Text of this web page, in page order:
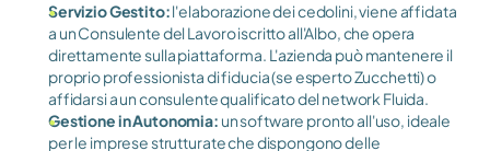
Servizio Gestito: l'elaborazione dei cedolini, viene affidata
a un Consulente del Lavoro iscritto all'Albo, che opera
direttamente sulla piattaforma. L'azienda può mantenere il
proprio professionista di fiducia (se esperto Zucchetti) o
affidarsi a un consulente qualificato del network Fluida.
Gestione in Autonomia: un software pronto all'uso, ideale
per le imprese strutturate che dispongono delle